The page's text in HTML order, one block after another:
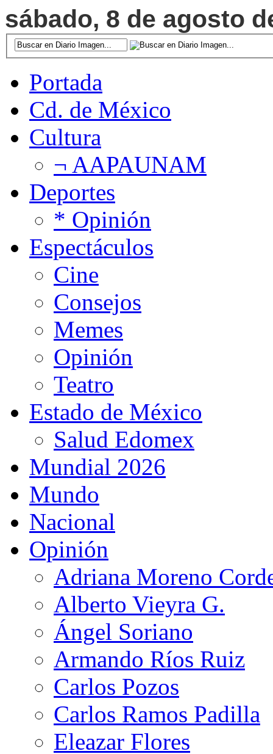
sábado, 8 de agosto
Portada
Cd. de México
Cultura
¬ AAPAUNAM
Deportes
* Opinión
Espectáculos
Cine
Consejos
Memes
Opinión
Teatro
Estado de México
Salud Edomex
Mundial 2026
Mundo
Nacional
Opinión
Adriana Moreno
Alberto Vieyra G.
Ángel Soriano
Armando Ríos Ruiz
Carlos Pozos
Carlos Ramos Padilla
Eleazar Flores